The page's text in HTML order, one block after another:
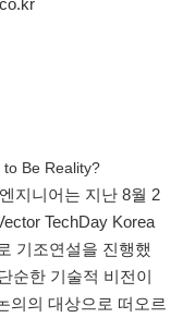
to Be Reality?
지니어는 지난 8월 2
TechDay Korea
기조연설을 진행했
순한 기술적 비전이
의의 대상으로 떠오르